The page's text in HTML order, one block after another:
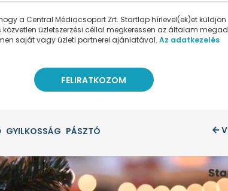
a Central Médiacsoport Zrt. Startlap hírlevel(ek)et küldjön
üzletszerzési céllal megkeressen az általam
saját vagy üzleti partnerei ajánlatával. Az adatkezelés
GYILKOSSÁG PÁSZTÓ